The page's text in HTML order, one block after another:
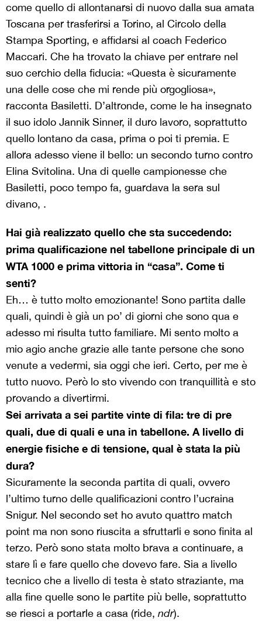
come quello di allontanarsi di nuovo dalla sua amata
Toscana per trasferirsi a Torino, al Circolo della
Stampa Sporting, e affidarsi al coach Federico
Maccari. Che ha trovato la chiave per entrare nel
suo cerchio della fiducia: «Questa è sicuramente
una delle cose che mi rende più orgogliosa»,
racconta Basiletti. D’altronde, come le ha insegnato
il suo idolo Jannik Sinner, il duro lavoro, soprattutto
quello lontano da casa, prima o poi ti premia. E
allora adesso viene il bello: un secondo turno contro
Elina Svitolina. Una di quelle campionesse che
Basiletti, poco tempo fa, guardava la sera sul
divano, .
Hai già realizzato quello che sta succedendo:
prima qualificazione nel tabellone principale di un
WTA 1000 e prima vittoria in “casa”. Come ti
senti?
Eh… è tutto molto emozionante! Sono partita dalle
quali, quindi è già un po’ di giorni che sono qua e
adesso mi risulta tutto familiare. Mi sento molto a
mio agio anche grazie alle tante persone che sono
venute a vedermi, sia oggi che ieri. Certo, per me è
tutto nuovo. Però lo sto vivendo con tranquillità e sto
provando a divertirmi.
Sei arrivata a sei partite vinte di fila: tre di pre
quali, due di quali e una in tabellone. A livello di
energie fisiche e di tensione, qual è stata la più
dura?
Sicuramente la seconda partita di quali, ovvero
l’ultimo turno delle qualificazioni contro l’ucraina
Snigur. Nel secondo set ho avuto quattro match
point ma non sono riuscita a sfruttarli e sono finita al
terzo. Però sono stata molto brava a continuare, a
stare lì e fare quello che dovevo fare. Sia a livello
tecnico che a livello di testa è stato straziante, ma
alla fine quelle sono le partite più belle, soprattutto
se riesci a portarle a casa (ride, ndr).